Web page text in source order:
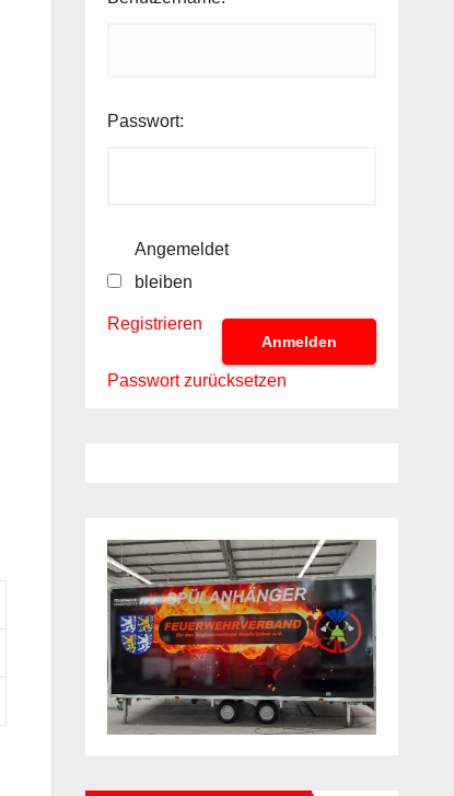
Passwort:
Angemeldet
bleiben
Anmelden
Registrieren
Passwort zurücksetzen